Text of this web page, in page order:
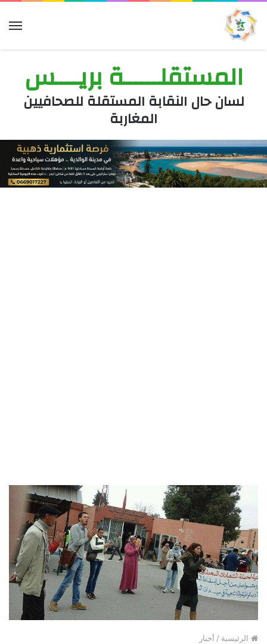
المستقلــــــة بريــــس
لسان حال النقابة المستقلة للصحافيين
المغاربة
الرئيسية / أخبار